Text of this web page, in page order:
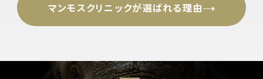
マンモスクリニックが選ばれる理由